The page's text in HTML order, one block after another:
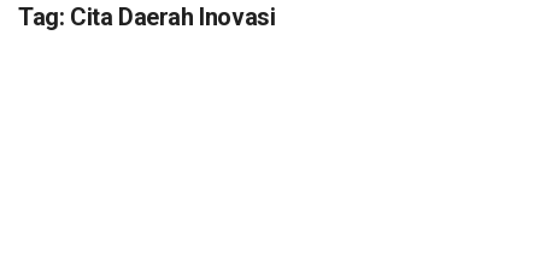
Tag: Cita Daerah Inovasi